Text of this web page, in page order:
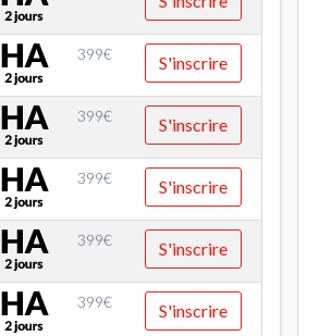
399€ S'inscrire
399€ S'inscrire
399€ S'inscrire
399€ S'inscrire
399€ S'inscrire